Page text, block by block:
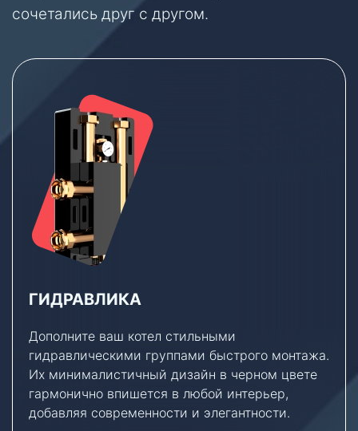
сочетались друг с другом.
ГИДРАВЛИКА
Дополните ваш котел стильными
гидравлическими группами быстрого монтажа.
Их минималистичный дизайн в черном цвете
гармонично впишется в любой интерьер,
добавляя современности и элегантности.